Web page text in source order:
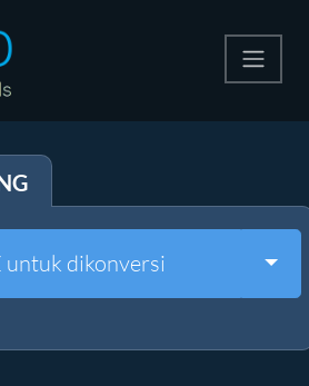
untuk dikonversi